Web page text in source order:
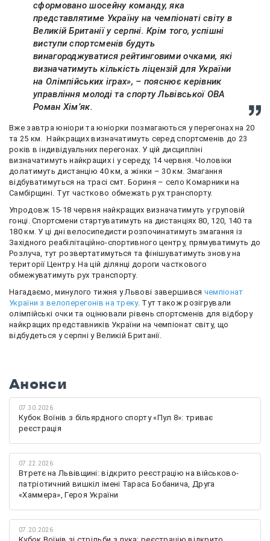
сформовано шосейну команду, яка
представлятиме Україну на чемпіонаті світу в
Великій Британії у серпні. Крім того, успішні
виступи спортсменів будуть
винагороджуватися рейтинговими очками, які
визначатимуть кількість ліцензій для України
на Олімпійських іграх», – пояснює керівник
управління молоді та спорту Львівської ОВА
Роман Хім’як.
Вже завтра юніори та юніорки позмагаються у перегонах на 20
та 25 км. Найкращих визначатимуть серед спортсменів до 23
років в індивідуальних перегонах. У цій дисципліні
визначатимуть найкращих і у середу, 14 червня. Чоловіки
долатимуть дистанцію 40 км, а жінки – 30 км. Змагання
відбуватимуться на трасі смт. Бориня – село Комарники на
Самбірщині. Тут частково обмежать рух транспорту.
Упродовж 15-18 червня найкращих визначатимуть у груповій
гонці. Спортсмени стартуватимуть на дистанціях 80, 120, 140 та
180 км. У ці дні велосипедисти розпочинатимуть змагання із
Західного реабілітаційно-спортивного центру, прямуватимуть до
Розлуча, тут розвертатимуться та фінішуватимуть знову на
території Центру. На цій ділянці дороги часткового
обмежуватимуть рух транспорту.
Нагадаємо, минулого тижня у Львові завершився чемпіонат
України з велоперегонів на треку. Тут також розігрували
олімпійські очки та оцінювали рівень спортсменів для відбору
найкращих представників України на чемпіонат світу, що
відбудеться у серпні у Великій Британії.
Анонси
07.30.2026
Кубок Воїнів з більярдного спорту «Пул 8»: триває
реєстрація
07.22.2026
Втретє на Львівщині: відкрито реєстрацію на військово-
патріотичний вишкіл імені Тараса Бобанича, Друга
«Хаммера», Героя України
07.20.2026